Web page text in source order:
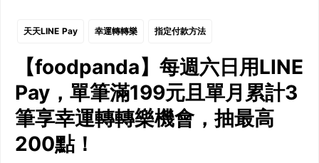
天天LINE Pay 幸運轉轉樂 指定付款方法
【foodpanda】每週六日用LINE
Pay，單筆滿199元且單月累計3
筆享幸運轉轉樂機會，抽最高
200點！